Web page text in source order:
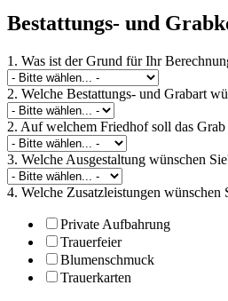
Bestattungs- und
1. Was ist der Grund für Ihr
2. Welche Bestattungs- und Grabart
2. Auf welchem Friedhof soll das Grab
3. Welche Ausgestaltung wünschen
4. Welche Zusatzleistungen wünschen
Private Aufbahrung
Trauerfeier
Blumenschmuck
Trauerkarten